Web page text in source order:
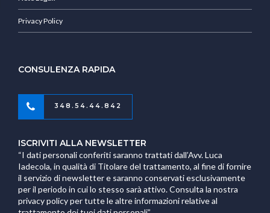
Privacy Policy
CONSULENZA RAPIDA
348.54.44.842
ISCRIVITI ALLA NEWSLETTER
“I dati personali conferiti saranno trattati dall’Avv. Luca
Iadecola, in qualità di Titolare del trattamento, al fine di fornire
il servizio di newsletter e saranno conservati esclusivamente
per il periodo in cui lo stesso sarà attivo. Consulta la nostra
privacy policy per tutte le altre informazioni relative al